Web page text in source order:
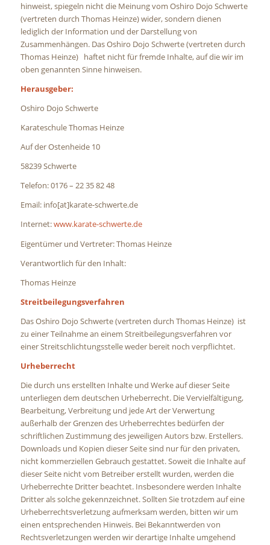
hinweist, spiegeln nicht die Meinung vom Oshiro Dojo Schwerte
(vertreten durch Thomas Heinze) wider, sondern dienen
lediglich der Information und der Darstellung von
Zusammenhängen. Das Oshiro Dojo Schwerte (vertreten durch
Thomas Heinze) haftet nicht für fremde Inhalte, auf die wir im
oben genannten Sinne hinweisen.
Herausgeber:
Oshiro Dojo Schwerte
Karateschule Thomas Heinze
Auf der Ostenheide 10
58239 Schwerte
Telefon: 0176 – 22 35 82 48
Email: info[at]karate-schwerte.de
Internet:www.karate-schwerte.de
Eigentümer und Vertreter: Thomas Heinze
Verantwortlich für den Inhalt:
Thomas Heinze
Streitbeilegungsverfahren
Das Oshiro Dojo Schwerte (vertreten durch Thomas Heinze) ist
zu einer Teilnahme an einem Streitbeilegungsverfahren vor
einer Streitschlichtungsstelle weder bereit noch verpflichtet.
Urheberrecht
Die durch uns erstellten Inhalte und Werke auf dieser Seite
unterliegen dem deutschen Urheberrecht. Die Vervielfältigung,
Bearbeitung, Verbreitung und jede Art der Verwertung
außerhalb der Grenzen des Urheberrechtes bedürfen der
schriftlichen Zustimmung des jeweiligen Autors bzw. Erstellers.
Downloads und Kopien dieser Seite sind nur für den privaten,
nicht kommerziellen Gebrauch gestattet. Soweit die Inhalte auf
dieser Seite nicht vom Betreiber erstellt wurden, werden die
Urheberrechte Dritter beachtet. Insbesondere werden Inhalte
Dritter als solche gekennzeichnet. Sollten Sie trotzdem auf eine
Urheberrechtsverletzung aufmerksam werden, bitten wir um
einen entsprechenden Hinweis. Bei Bekanntwerden von
Rechtsverletzungen werden wir derartige Inhalte umgehend